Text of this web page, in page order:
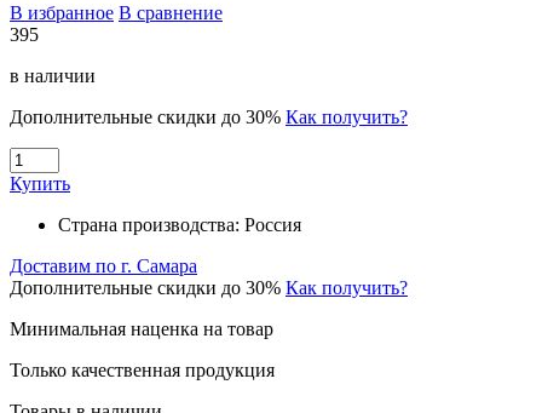
В избранное В сравнение
395
в наличии
Дополнительные скидки до 30% Как получить?
Купить
Страна производства: Россия
Доставим по г. Самара
Дополнительные скидки до 30% Как получить?
Минимальная наценка на товар
Только качественная продукция